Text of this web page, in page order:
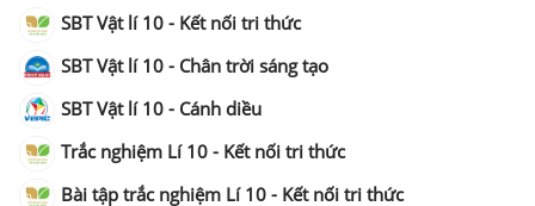
SBT Vật lí 10 - Kết nối tri thức
SBT Vật lí 10 - Chân trời sáng tạo
SBT Vật lí 10 - Cánh diều
Trắc nghiệm Lí 10 - Kết nối tri thức
Bài tập trắc nghiệm Lí 10 - Kết nối tri thức